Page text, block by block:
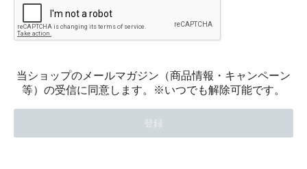
当ショップのメールマガジン（商品情報・キャンペーン
等）の受信に同意します。※いつでも解除可能です。